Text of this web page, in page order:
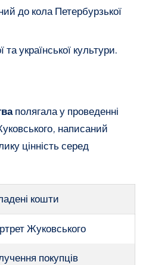
до кола Петербурзької
та української культури.
полягала у проведенні
написаний
цінність серед
кошти
Жуковського
покупців